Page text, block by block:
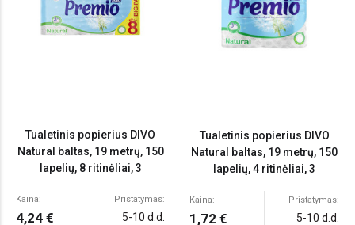
Tualetinis popierius DIVO
Natural baltas, 19 metrų, 150
lapelių, 8 ritinėliai, 3
Kaina:
4,24 €
Pristatymas:
5-10 d.d.
Tualetinis popierius DIVO
Natural baltas, 19 metrų, 150
lapelių, 4 ritinėliai, 3
Kaina:
1,72 €
Pristatymas:
5-10 d.d.